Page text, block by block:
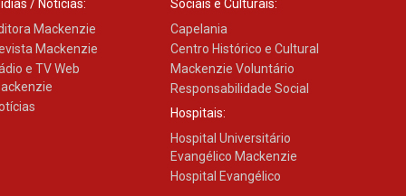
/ Notícias:
Mackenzie
Mackenzie
e TV Web
Sociais e Culturais:
Capelania
Centro Histórico e Cultural
Mackenzie Voluntário
Responsabilidade Social
Hospitais:
Hospital Universitário
Evangélico Mackenzie
Hospital Evangélico